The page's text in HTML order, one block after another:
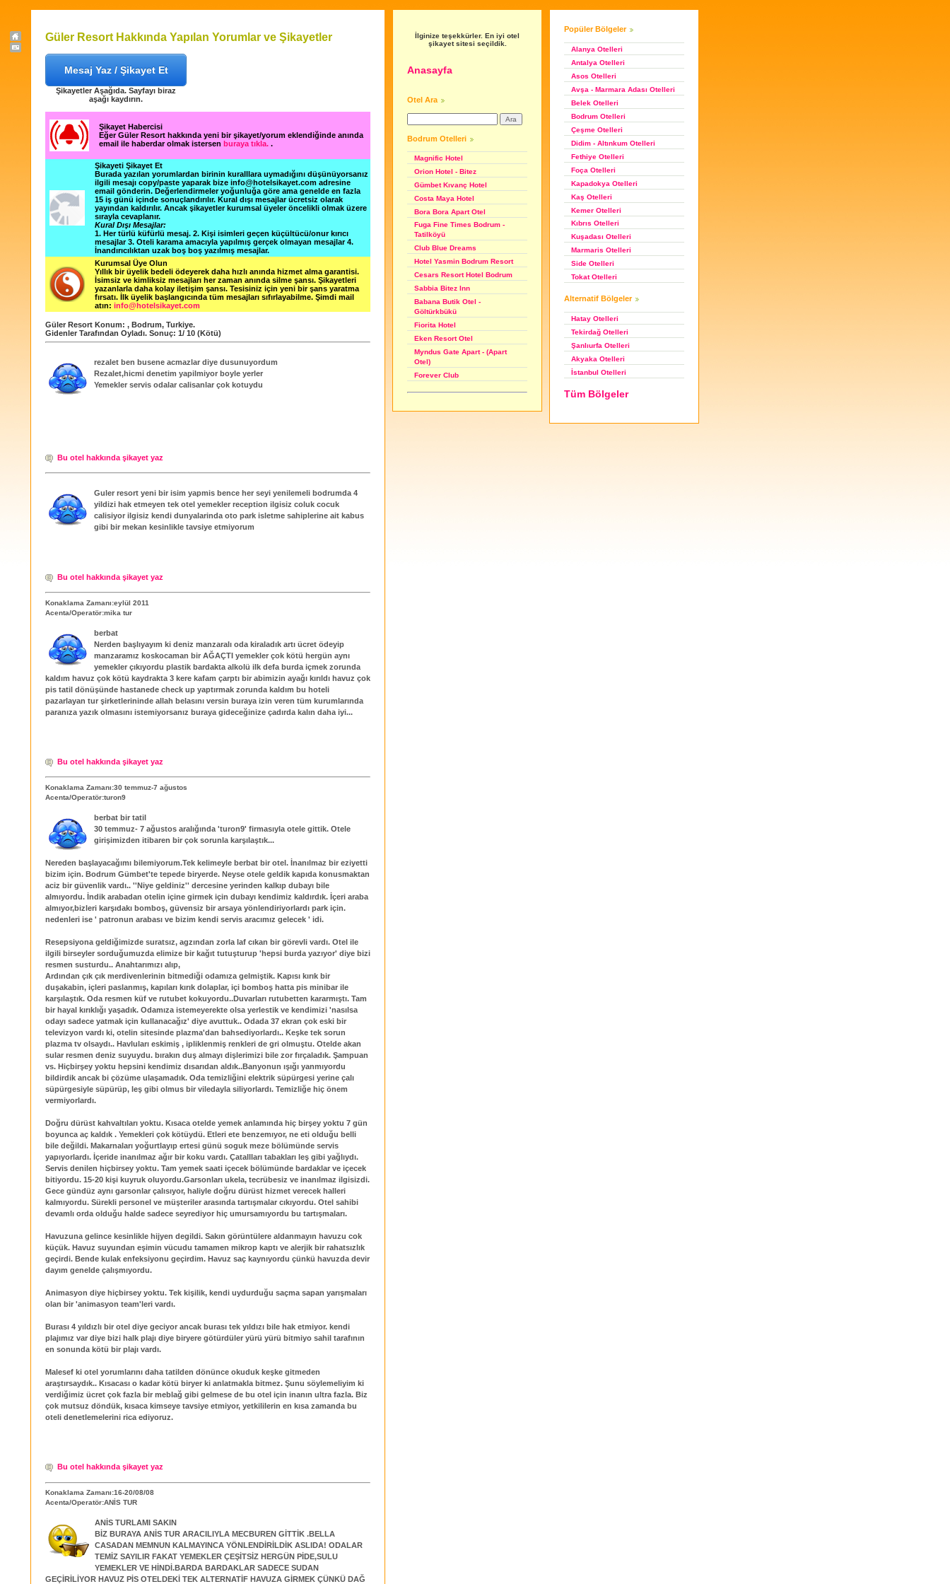
Güler Resort Hakkında Yapılan Yorumlar ve Şikayetler
Mesaj Yaz / Şikayet Et
Şikayetler Aşağıda. Sayfayı biraz
aşağı kaydırın.
Şikayet Habercisi
Eğer Güler Resort hakkında yeni bir şikayet/yorum eklendiğinde anında
email ile haberdar olmak istersen buraya tıkla. .
Şikayeti Şikayet Et
Burada yazılan yorumlardan birinin kuralllara uymadığını düşünüyorsanız
ilgili mesajı copy/paste yaparak bize info@hotelsikayet.com adresine
email gönderin. Değerlendirmeler yoğunluğa göre ama genelde en fazla
15 iş günü içinde sonuçlandırılır. Kural dışı mesajlar ücretsiz olarak
yayından kaldırılır. Ancak şikayetler kurumsal üyeler öncelikli olmak üzere
sırayla cevaplanır.
Kural Dışı Mesajlar:
1. Her türlü küfürlü mesaj. 2. Kişi isimleri geçen küçültücü/onur kırıcı
mesajlar 3. Oteli karama amacıyla yapılmış gerçek olmayan mesajlar 4.
İnandırıcılıktan uzak boş boş yazılmış mesajlar.
Kurumsal Üye Olun
Yıllık bir üyelik bedeli ödeyerek daha hızlı anında hizmet alma garantisi.
İsimsiz ve kimliksiz mesajları her zaman anında silme şansı. Şikayetleri
yazanlarla daha kolay iletişim şansı. Tesisiniz için yeni bir şans yaratma
fırsatı. İlk üyelik başlangıcında tüm mesajları sıfırlayabilme. Şimdi mail
atın: info@hotelsikayet.com
Güler Resort Konum: , Bodrum, Turkiye.
Gidenler Tarafından Oyladı. Sonuç: 1/ 10 (Kötü)
rezalet ben busene acmazlar diye dusunuyordum
Rezalet,hicmi denetim yapilmiyor boyle yerler
Yemekler servis odalar calisanlar çok kotuydu
Bu otel hakkında şikayet yaz
Guler resort yeni bir isim yapmis bence her seyi yenilemeli bodrumda 4
yildizi hak etmeyen tek otel yemekler reception ilgisiz coluk cocuk
calisiyor ilgisiz kendi dunyalarinda oto park isletme sahiplerine ait kabus
gibi bir mekan kesinlikle tavsiye etmiyorum
Bu otel hakkında şikayet yaz
Konaklama Zamanı:eylül 2011
Acenta/Operatör:mika tur
berbat
Nerden başlıyayım ki deniz manzaralı oda kiraladık artı ücret ödeyip
manzaramız koskocaman bir AĞAÇTI yemekler çok kötü hergün aynı
yemekler çıkıyordu plastik bardakta alkolü ilk defa burda içmek zorunda
kaldım havuz çok kötü kaydrakta 3 kere kafam çarptı bir abimizin ayağı kırıldı havuz çok
pis tatil dönüşünde hastanede check up yaptırmak zorunda kaldım bu hoteli
pazarlayan tur şirketlerininde allah belasını versin buraya izin veren tüm kurumlarında
paranıza yazık olmasını istemiyorsanız buraya gideceğinize çadırda kalın daha iyi...
Bu otel hakkında şikayet yaz
Konaklama Zamanı:30 temmuz-7 ağustos
Acenta/Operatör:turon9
berbat bir tatil
30 temmuz- 7 ağustos aralığında 'turon9' firmasıyla otele gittik. Otele
girişimizden itibaren bir çok sorunla karşılaştık...
Nereden başlayacağımı bilemiyorum.Tek kelimeyle berbat bir otel. İnanılmaz bir eziyetti
bizim için. Bodrum Gümbet'te tepede biryerde. Neyse otele geldik kapıda konusmaktan
aciz bir güvenlik vardı.. ''Niye geldiniz'' dercesine yerinden kalkıp dubayı bile
almıyordu. İndik arabadan otelin içine girmek için dubayı kendimiz kaldırdık. İçeri araba
almıyor,bizleri karşıdakı bomboş, güvensiz bir arsaya yönlendiriyorlardı park için.
nedenleri ise ' patronun arabası ve bizim kendi servis aracımız gelecek ' idi.
Resepsiyona geldiğimizde suratsız, agzından zorla laf cıkan bir görevli vardı. Otel ile
ilgili birseyler sorduğumuzda elimize bir kağıt tutuşturup 'hepsi burda yazıyor' diye bizi
resmen susturdu.. Anahtarımızı alıp,
Ardından çık çık merdivenlerinin bitmediği odamıza gelmiştik. Kapısı kırık bir
duşakabin, içleri paslanmış, kapıları kırık dolaplar, içi bomboş hatta pis minibar ile
karşılaştık. Oda resmen küf ve rutubet kokuyordu..Duvarları rutubetten kararmıştı. Tam
bir hayal kırıklığı yaşadık. Odamıza istemeyerekte olsa yerlestik ve kendimizi 'nasılsa
odayı sadece yatmak için kullanacağız' diye avuttuk.. Odada 37 ekran çok eski bir
televizyon vardı ki, otelin sitesinde plazma'dan bahsediyorlardı.. Keşke tek sorun
plazma tv olsaydı.. Havluları eskimiş , ipliklenmiş renkleri de gri olmuştu. Otelde akan
sular resmen deniz suyuydu. bırakın duş almayı dişlerimizi bile zor fırçaladık. Şampuan
vs. Hiçbirşey yoktu hepsini kendimiz dısarıdan aldık..Banyonun ışığı yanmıyordu
bildirdik ancak bi çözüme ulaşamadık. Oda temizliğini elektrik süpürgesi yerine çalı
süpürgesiyle süpürüp, leş gibi olmus bir viledayla siliyorlardı. Temizliğe hiç önem
vermiyorlardı.
Doğru dürüst kahvaltıları yoktu. Kısaca otelde yemek anlamında hiç birşey yoktu 7 gün
boyunca aç kaldık . Yemekleri çok kötüydü. Etleri ete benzemıyor, ne eti olduğu belli
bile değildi. Makarnaları yoğurtlayıp ertesi günü soguk meze bölümünde servis
yapıyorlardı. İçeride inanılmaz ağır bir koku vardı. Çatallları tabakları leş gibi yağlıydı.
Servis denilen hiçbirsey yoktu. Tam yemek saati içecek bölümünde bardaklar ve içecek
bitiyordu. 15-20 kişi kuyruk oluyordu.Garsonları ukela, tecrübesiz ve inanılmaz ilgisizdi.
Gece gündüz aynı garsonlar çalısıyor, haliyle doğru dürüst hizmet verecek halleri
kalmıyordu. Sürekli personel ve müşteriler arasında tartışmalar cıkıyordu. Otel sahibi
devamlı orda olduğu halde sadece seyrediyor hiç umursamıyordu bu tartışmaları.
Havuzuna gelince kesinlikle hijyen degildi. Sakın görüntülere aldanmayın havuzu cok
küçük. Havuz suyundan eşimin vücudu tamamen mikrop kaptı ve alerjik bir rahatsızlık
geçirdi. Bende kulak enfeksiyonu geçirdim. Havuz saç kaynıyordu çünkü havuzda devir
dayım genelde çalışmıyordu.
Animasyon diye hiçbirsey yoktu. Tek kişilik, kendi uydurduğu saçma sapan yarışmaları
olan bir 'animasyon team'leri vardı.
Burası 4 yıldızlı bir otel diye geciyor ancak burası tek yıldızı bile hak etmiyor. kendi
plajımız var diye bizi halk plajı diye biryere götürdüler yürü yürü bitmiyo sahil tarafının
en sonunda kötü bir plajı vardı.
Malesef ki otel yorumlarını daha tatilden dönünce okuduk keşke gitmeden
araştırsaydık.. Kısacası o kadar kötü biryer ki anlatmakla bitmez. Şunu söylemeliyim ki
verdiğimiz ücret çok fazla bir meblağ gibi gelmese de bu otel için inanın ultra fazla. Biz
çok mutsuz döndük, kısaca kimseye tavsiye etmiyor, yetkililerin en kısa zamanda bu
oteli denetlemelerini rica ediyoruz.
Bu otel hakkında şikayet yaz
Konaklama Zamanı:16-20/08/08
Acenta/Operatör:ANİS TUR
ANİS TURLAMI SAKIN
BİZ BURAYA ANİS TUR ARACILIYLA MECBUREN GİTTİK .BELLA
CASADAN MEMNUN KALMAYINCA YÖNLENDİRİLDİK ASLIDA! ODALAR
TEMİZ SAYILIR FAKAT YEMEKLER ÇEŞİTSİZ HERGÜN PİDE,SULU
YEMEKLER VE HİNDİ.BARDA BARDAKLAR SADECE SUDAN
GEÇİRİLİYOR HAVUZ PİS OTELDEKİ TEK ALTERNATİF HAVUZA GİRMEK ÇÜNKÜ DAĞ
İlginize teşekkürler. En iyi otel
şikayet sitesi seçildik.
Anasayfa
Otel Ara
Bodrum Otelleri
Magnific Hotel
Orion Hotel - Bitez
Gümbet Kıvanç Hotel
Costa Maya Hotel
Bora Bora Apart Otel
Fuga Fine Times Bodrum -
Tatilköyü
Club Blue Dreams
Hotel Yasmin Bodrum Resort
Cesars Resort Hotel Bodrum
Sabbia Bitez Inn
Babana Butik Otel -
Göltürkbükü
Fiorita Hotel
Eken Resort Otel
Myndus Gate Apart - (Apart
Otel)
Forever Club
Popüler Bölgeler
Alanya Otelleri
Antalya Otelleri
Asos Otelleri
Avşa - Marmara Adası Otelleri
Belek Otelleri
Bodrum Otelleri
Çeşme Otelleri
Didim - Altınkum Otelleri
Fethiye Otelleri
Foça Otelleri
Kapadokya Otelleri
Kaş Otelleri
Kemer Otelleri
Kıbrıs Otelleri
Kuşadası Otelleri
Marmaris Otelleri
Side Otelleri
Tokat Otelleri
Alternatif Bölgeler
Hatay Otelleri
Tekirdağ Otelleri
Şanlıurfa Otelleri
Akyaka Otelleri
İstanbul Otelleri
Tüm Bölgeler